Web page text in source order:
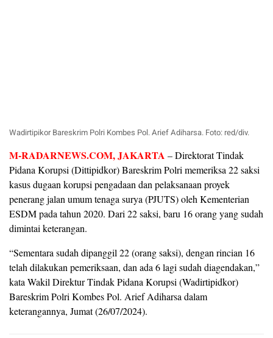
Wadirtipikor Bareskrim Polri Kombes Pol. Arief Adiharsa. Foto: red/div.
M-RADARNEWS.COM, JAKARTA – Direktorat Tindak
Pidana Korupsi (Dittipidkor) Bareskrim Polri memeriksa 22 saksi
kasus dugaan korupsi pengadaan dan pelaksanaan proyek
penerang jalan umum tenaga surya (PJUTS) oleh Kementerian
ESDM pada tahun 2020. Dari 22 saksi, baru 16 orang yang sudah
dimintai keterangan.
“Sementara sudah dipanggil 22 (orang saksi), dengan rincian 16
telah dilakukan pemeriksaan, dan ada 6 lagi sudah diagendakan,”
kata Wakil Direktur Tindak Pidana Korupsi (Wadirtipidkor)
Bareskrim Polri Kombes Pol. Arief Adiharsa dalam
keterangannya, Jumat (26/07/2024).